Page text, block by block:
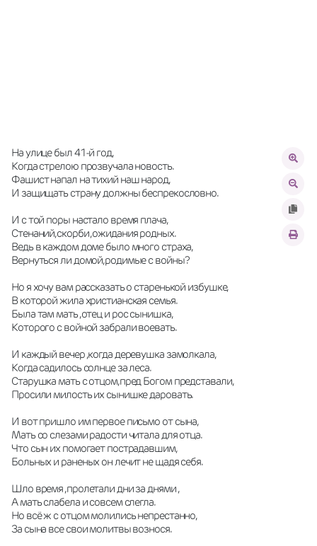
На улице был 41-й год,
Когда стрелою прозвучала новость.
Фашист напал на тихий наш народ,
И защищать страну должны беспрекословно.
И с той поры настало время плача,
Стенаний,скорби ,ожидания родных.
Ведь в каждом доме было много страха,
Вернуться ли домой,родимые с войны?
Но я хочу вам рассказать о старенькой избушке,
В которой жила христианская семья.
Была там мать ,отец и рос сынишка,
Которого с войной забрали воевать.
И каждый вечер ,когда деревушка замолкала,
Когда садилось солнце за леса.
Старушка мать с отцом,пред Богом представали,
Просили милость их сынишке даровать.
И вот пришло им первое письмо от сына,
Мать со слезами радости читала для отца.
Что сын их помогает пострадавшим,
Больных и раненых он лечит не щадя себя.
Шло время ,пролетали дни за днями ,
А мать слабела и совсем слегла.
Но всё ж с отцом молились непрестанно,
За сына все свои молитвы вознося.